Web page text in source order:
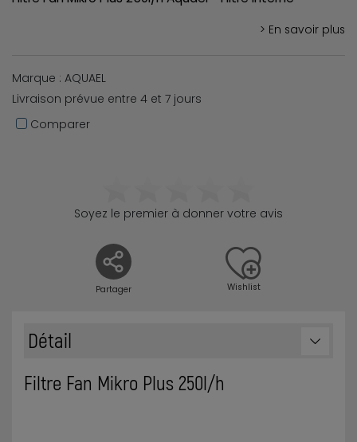
> En savoir plus
Marque : AQUAEL
Livraison prévue entre 4 et 7 jours
Comparer
Partager
Soyez le premier à donner votre avis
Wishlist
Détail
Filtre Fan Mikro Plus 250l/h